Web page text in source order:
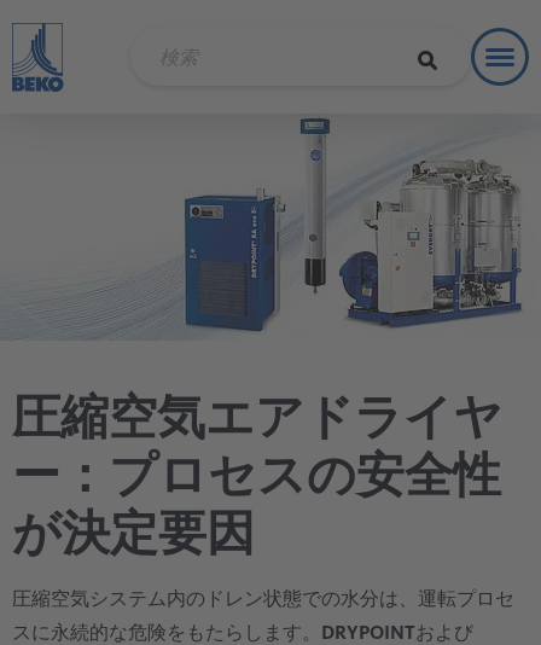
ソリ
圧縮空気エアドライヤ
ー：プロセスの安全性
が決定要因
圧縮空気システム内のドレン状態での水分は、運転プロセ
スに永続的な危険をもたらします。 DRYPOINTおよび